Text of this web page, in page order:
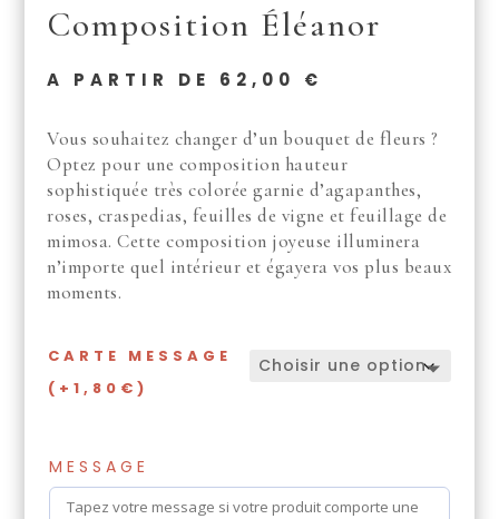
Composition Éléanor
A PARTIR DE 62,00 €
Vous souhaitez changer d’un bouquet de fleurs ?
Optez pour une composition hauteur
sophistiquée très colorée garnie d’agapanthes,
roses, craspedias, feuilles de vigne et feuillage de
mimosa. Cette composition joyeuse illuminera
n’importe quel intérieur et égayera vos plus beaux
moments.
CARTE MESSAGE
(+1,80€)
MESSAGE